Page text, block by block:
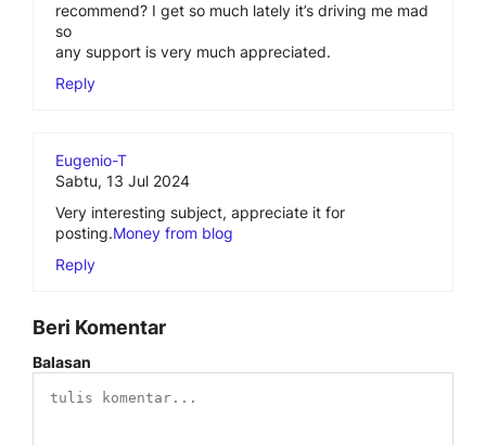
recommend? I get so much lately it’s driving me mad
so
any support is very much appreciated.
Reply
Eugenio-T
Sabtu, 13 Jul 2024
Very interesting subject, appreciate it for
posting.Money from blog
Reply
Beri Komentar
Balasan